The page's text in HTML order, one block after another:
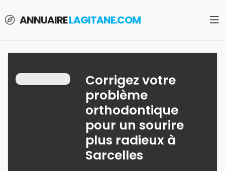
ANNUAIRELAGITANE.COM
Corrigez votre
problème
orthodontique
pour un sourire
plus radieux à
Sarcelles